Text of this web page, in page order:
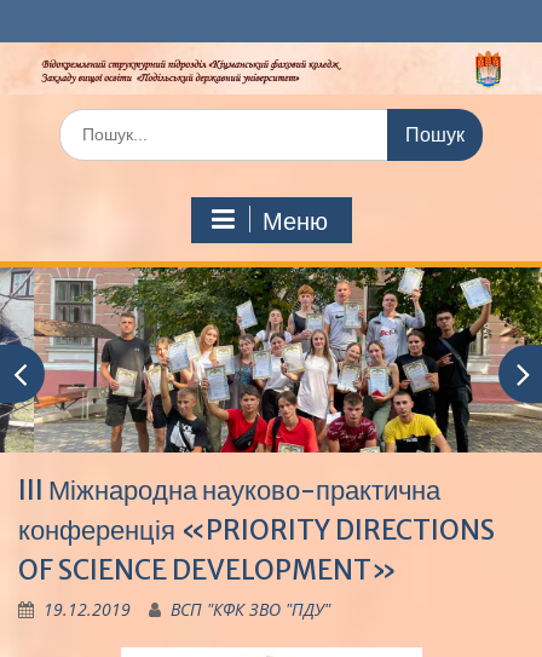
до
вмісту
Шукати:
Меню
III Міжнародна науково-практична
конференція «PRIORITY DIRECTIONS
OF SCIENCE DEVELOPMENT»
19.12.2019 ВСП "КФК ЗВО "ПДУ"